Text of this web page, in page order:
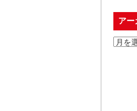
アー